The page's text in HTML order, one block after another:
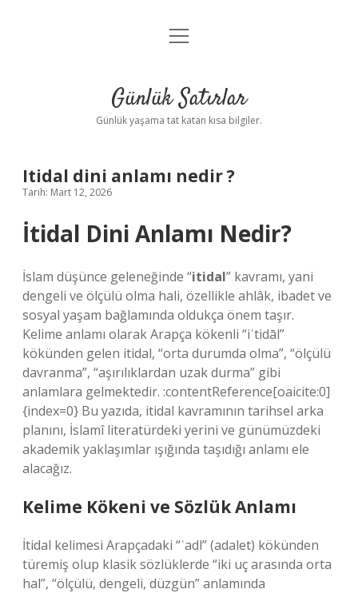
Anasayfa
Yasal Uyarı
menüyü
Günlük Satırlar
Günlük yaşama tat katan kısa bilgiler.
Itidal dini anlamı nedir ?
Tarih: Mart 12, 2026
İtidal Dini Anlamı Nedir?
İslam düşünce geleneğinde “itidal” kavramı, yani
dengeli ve ölçülü olma hali, özellikle ahlâk, ibadet ve
sosyal yaşam bağlamında oldukça önem taşır.
Kelime anlamı olarak Arapça kökenli “iʿtidāl”
kökünden gelen itidal, “orta durumda olma”, “ölçülü
davranma”, “aşırılıklardan uzak durma” gibi
anlamlara gelmektedir. :contentReference[oaicite:0]
{index=0} Bu yazıda, itidal kavramının tarihsel arka
planını, İslamî literatürdeki yerini ve günümüzdeki
akademik yaklaşımlar ışığında taşıdığı anlamı ele
alacağız.
Kelime Kökeni ve Sözlük Anlamı
İtidal kelimesi Arapçadaki “ʿadl” (adalet) kökünden
türemiş olup klasik sözlüklerde “iki uç arasında orta
hal”, “ölçülü, dengeli, düzgün” anlamında